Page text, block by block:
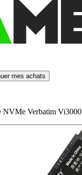
mes achats
NVMe Verbatim Vi3000